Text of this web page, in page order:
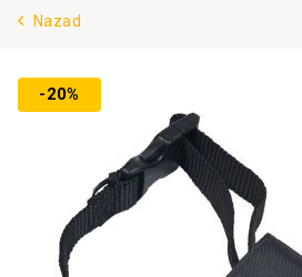
Brendovi
Blog
Akcija!
Prijavi se
Nazad
-20%